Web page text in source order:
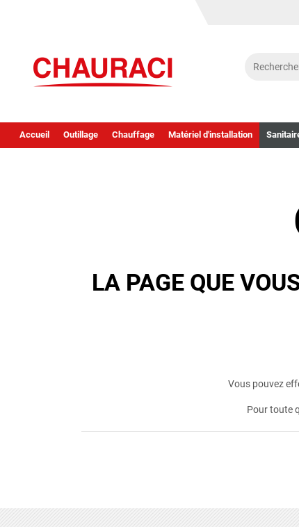
Accueil Outillage Chauffage Matériel d'installation
LA PAGE QUE
Vous pouvez
Pour toute